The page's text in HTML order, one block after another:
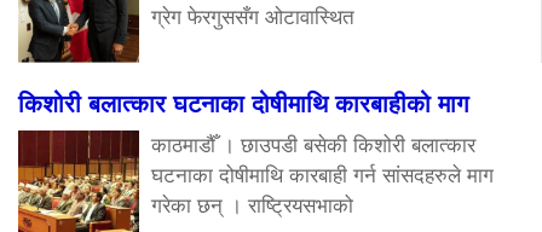
ग्रेग फेरगुससँग ओटावास्थित
किशोरी बलात्कार घटनाका दोषीमाथि कारबाहीको माग
काठमाडौँ । छाउपडी बसेकी किशोरी बलात्कार
घटनाका दोषीमाथि कारबाही गर्न सांसदहरुले माग
गरेका छन् । राष्ट्रियसभाको